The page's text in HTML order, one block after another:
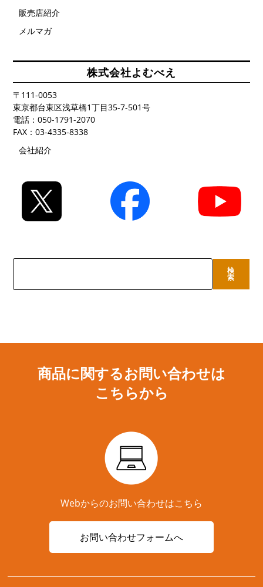
販売店紹介
メルマガ
株式会社よむべえ
〒111-0053
東京都台東区浅草橋1丁目35-7-501号
電話：050-1791-2070
FAX：03-4335-8338
会社紹介
検
検
索
商品に関するお問い合わせは
こちらから
Webからのお問い合わせはこちら
お問い合わせフォームへ